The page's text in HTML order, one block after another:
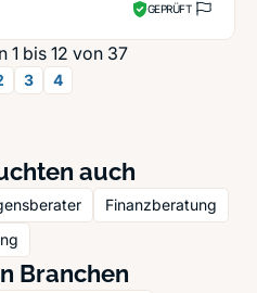
GEPRÜFT
1 bis 12 von 37
3 4
auch
Finanzberatung
Branchen